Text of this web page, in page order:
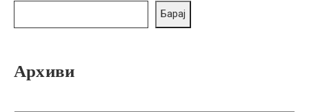
Барај
Архиви